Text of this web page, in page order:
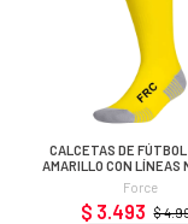
CALCETAS DE FÚTBOL
AMARILLO CON LÍNEAS
ADULTO
Force
$
$ 3.493